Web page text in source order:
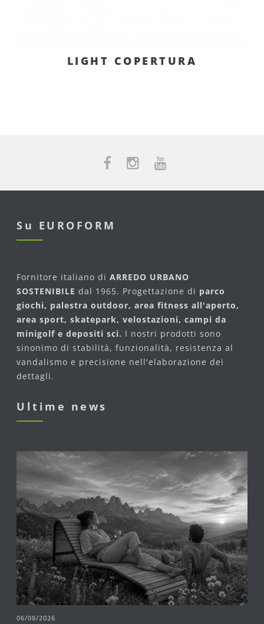
LIGHT COPERTURA
Su EUROFORM
Fornitore italiano di ARREDO URBANO
SOSTENIBILE dal 1965. Progettazione di parco
giochi, palestra outdoor, area fitness all'aperto,
area sport, skatepark, velostazioni, campi da
minigolf e depositi sci. I nostri prodotti sono
sinonimo di stabilità, funzionalità, resistenza al
vandalismo e precisione nell'elaborazione dei
dettagli.
Ultime news
06/08/2026